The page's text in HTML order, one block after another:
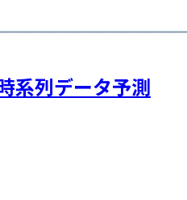
列データ予測